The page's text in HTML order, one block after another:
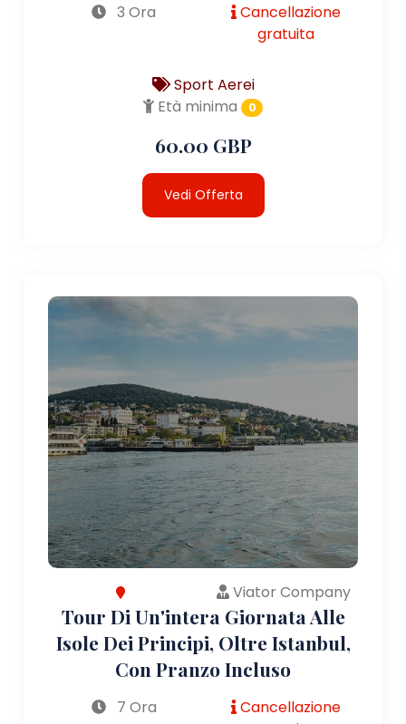
3 Ora
Cancellazione
gratuita
Sport Aerei
Età minima
0
60.00 GBP
Vedi Offerta
Viator Company
Tour Di Un'intera Giornata Alle
Isole Dei Principi, Oltre Istanbul,
Con Pranzo Incluso
7 Ora
Cancellazione